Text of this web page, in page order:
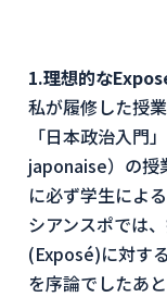
1.理想的な
私が履修した授
「日本政治入
japonaise）の授
に必ず学生によ
シアンスポでは
(Exposé)に対す
を序論でしたあ